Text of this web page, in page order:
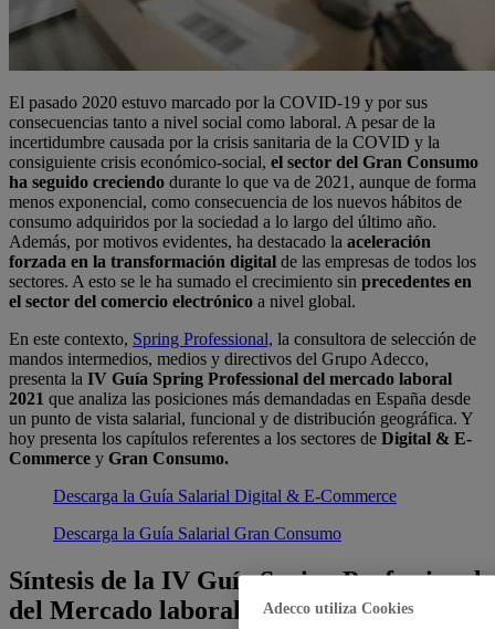
El pasado 2020 estuvo marcado por la COVID-19 y por sus
consecuencias tanto a nivel social como laboral. A pesar de la
incertidumbre causada por la crisis sanitaria de la COVID y la
consiguiente crisis económico-social, el sector del Gran Consumo
ha seguido creciendo durante lo que va de 2021, aunque de forma
menos exponencial, como consecuencia de los nuevos hábitos de
consumo adquiridos por la sociedad a lo largo del último año.
Además, por motivos evidentes, ha destacado la aceleración
forzada en la transformación digital de las empresas de todos los
sectores. A esto se le ha sumado el crecimiento sin precedentes en
el sector del comercio electrónico a nivel global.
En este contexto, Spring Professional, la consultora de selección de
mandos intermedios, medios y directivos del Grupo Adecco,
presenta la IV Guía Spring Professional del mercado laboral
2021 que analiza las posiciones más demandadas en España desde
un punto de vista salarial, funcional y de distribución geográfica. Y
hoy presenta los capítulos referentes a los sectores de Digital & E-
Commerce y Gran Consumo.
Descarga la Guía Salarial Digital & E-Commerce
Descarga la Guía Salarial Gran Consumo
Síntesis de la IV Guía Spring Professional
del Mercado laboral 2021: sector Digital
Adecco utiliza Cookies